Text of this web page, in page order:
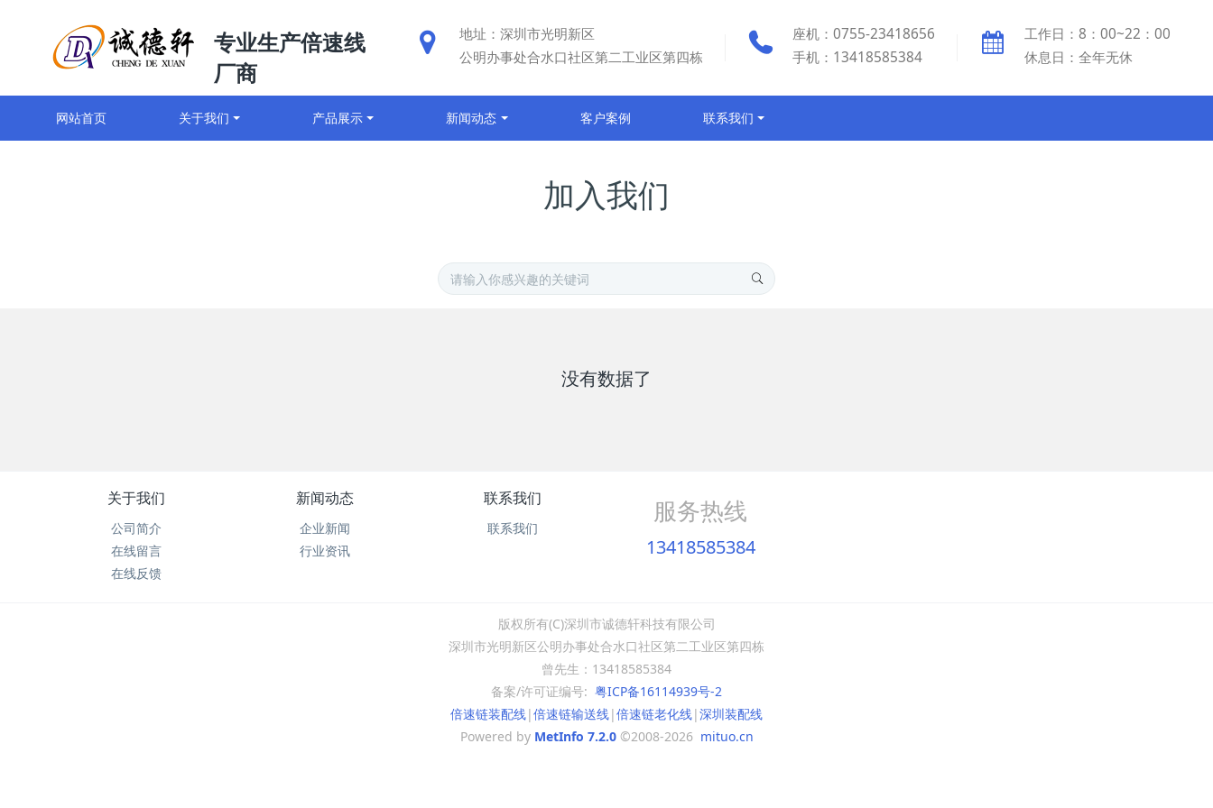
地址：深圳市光明新区
公明办事处合水口社区第二工业区第四栋
座机：0755-23418656
手机：13418585384
工作日：8：00~22：00
休息日：全年无休
专业生产倍速线
厂商
网站首页 关于我们 产品展示 新闻动态 客户案例 联系我们
加入我们
没有数据了
关于我们
公司简介
在线留言
在线反馈
新闻动态
企业新闻
行业资讯
联系我们
联系我们
服务热线
13418585384
版权所有(C)深圳市诚德轩科技有限公司
深圳市光明新区公明办事处合水口社区第二工业区第四栋
曾先生：13418585384
备案/许可证编号: 粤ICP备16114939号-2
倍速链装配线|倍速链输送线|倍速链老化线|深圳装配线
Powered by MetInfo 7.2.0©2008-2026 mituo.cn